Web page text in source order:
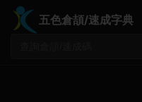
五色倉頡/速成字典